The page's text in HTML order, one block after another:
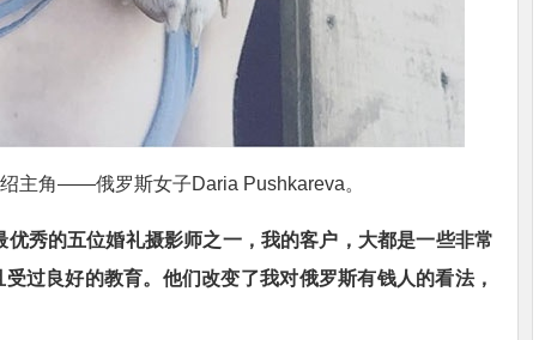
主角——俄罗斯女子Daria Pushkareva。
优秀的五位婚礼摄影师之一，我的客户，大都是一些非常
过良好的教育。他们改变了我对俄罗斯有钱人的看法，